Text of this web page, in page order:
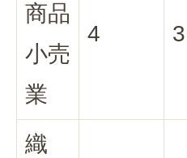
商品
小売
業
4 3
織